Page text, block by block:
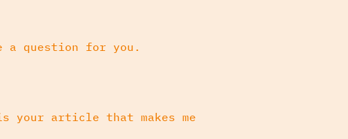
a question for you.
article that makes me